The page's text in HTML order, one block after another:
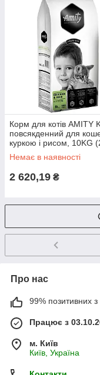
Корм для котів AMITY
повсякденний для
куркою і рисом, 10KG
Немає в наявності
2 620,19 ₴
Про нас
99% позитивних з
Працює з
м. Київ
Київ, Україна